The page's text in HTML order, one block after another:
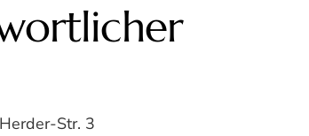
Str. 3